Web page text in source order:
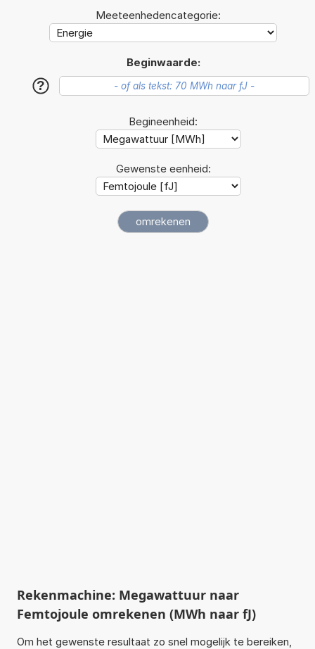
Meeteenhedencategorie:
Beginwaarde:
?
Begineenheid:
Gewenste eenheid:
Rekenmachine: Megawattuur naar
Femtojoule omrekenen (MWh naar fJ)
Om het gewenste resultaat zo snel mogelijk te bereiken,